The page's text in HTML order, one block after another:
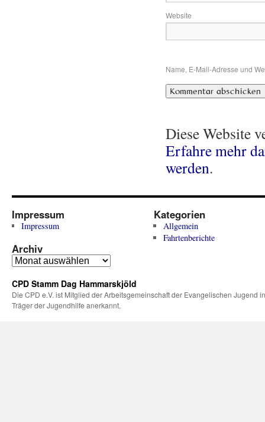
Website
Name, E-Mail-Adresse und
Diese Website
Erfahre mehr
werden.
Impressum
Impressum
Archiv
Kategorien
Allgemein
Fahrtenberichte
CPD Stamm Dag Hammarskjöld
Die CPD e.V. ist Mitglied der Arbeitsgemeinschaft der Evangelischen Jugend
Träger der Jugendhilfe anerkannt.